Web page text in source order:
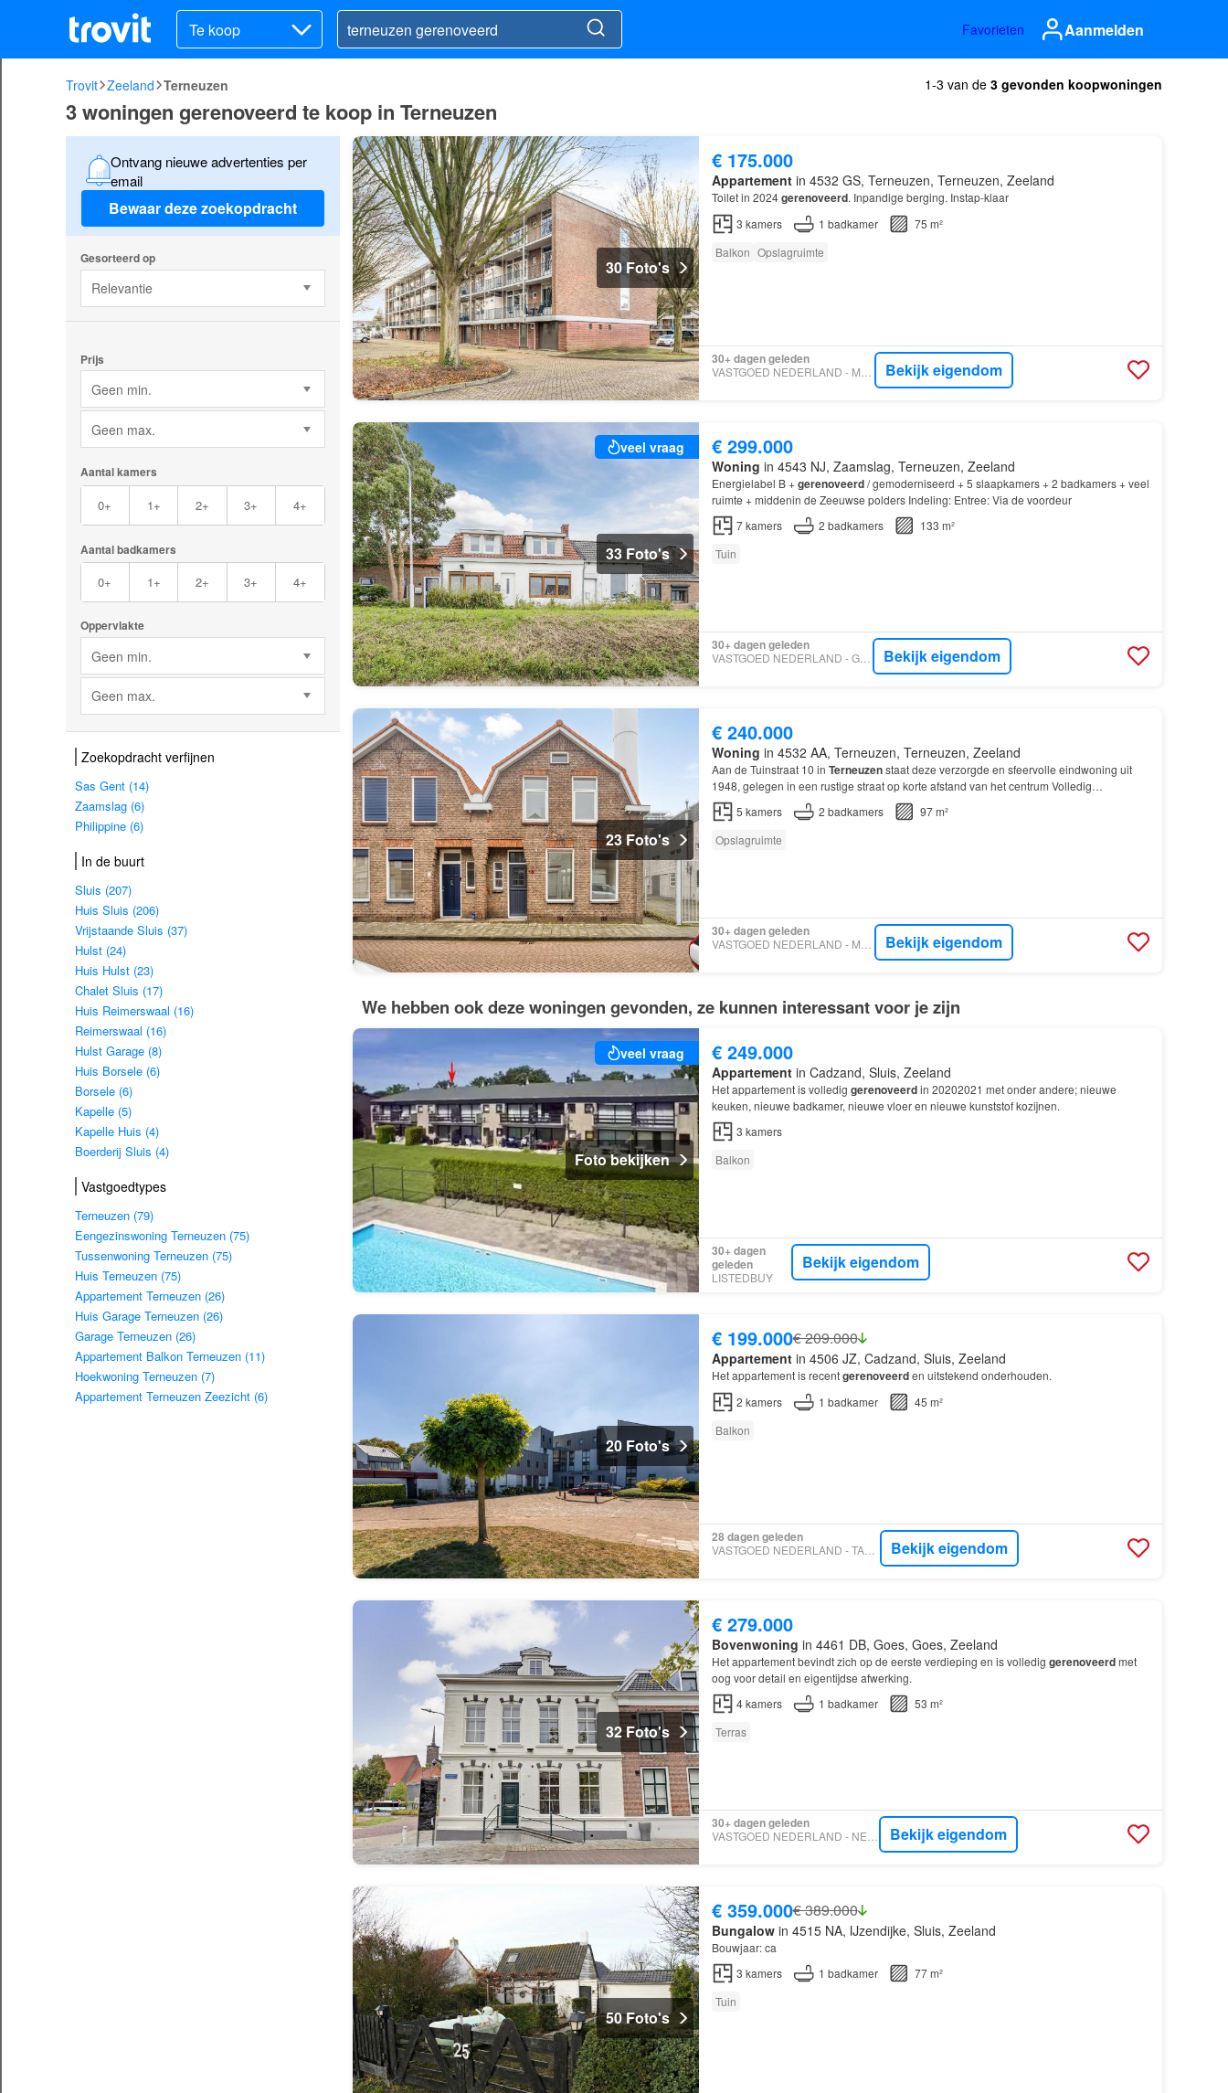
Te koop Favorieten Aanmelden
Trovit Zeeland Terneuzen 1-3 van de 3 gevonden koopwoningen
3 woningen gerenoveerd te koop in Terneuzen
Ontvang nieuwe advertenties per
email
Bewaar deze zoekopdracht
Gesorteerd op
Relevantie
Prijs
Geen min.
Geen max.
Aantal kamers
0+ 1+ 2+ 3+ 4+
Aantal badkamers
0+ 1+ 2+ 3+ 4+
Oppervlakte
Geen min.
Geen max.
Zoekopdracht verfijnen
Sas Gent (14)
Zaamslag (6)
Philippine (6)
In de buurt
Sluis (207)
Huis Sluis (206)
Vrijstaande Sluis (37)
Hulst (24)
Huis Hulst (23)
Chalet Sluis (17)
Huis Reimerswaal (16)
Reimerswaal (16)
Hulst Garage (8)
Huis Borsele (6)
Borsele (6)
Kapelle (5)
Kapelle Huis (4)
Boerderij Sluis (4)
Vastgoedtypes
Terneuzen (79)
Eengezinswoning Terneuzen (75)
Tussenwoning Terneuzen (75)
Huis Terneuzen (75)
Appartement Terneuzen (26)
Huis Garage Terneuzen (26)
Garage Terneuzen (26)
Appartement Balkon Terneuzen (11)
Hoekwoning Terneuzen (7)
Appartement Terneuzen Zeezicht (6)
30 Foto's
€ 175.000
Appartementin 4532 GS, Terneuzen, Terneuzen, Zeeland
Toilet in 2024gerenoveerd. Inpandige berging. Instap-klaar
3 kamers 1 badkamer
75 m²
Balkon Opslagruimte
30+ dagen geleden
VASTGOED NEDERLAND - MELVIN MAKELAARDIJ Bekijk eigendom
veel vraag
33 Foto's
€ 299.000
Woning in 4543 NJ, Zaamslag, Terneuzen, Zeeland
Energielabel B +gerenoveerd/ gemoderniseerd + 5 slaapkamers + 2 badkamers + veel
ruimte + middenin de Zeeuwse polders Indeling: Entree: Via de voordeur
7kamers 2 badkamers
133 m²
Tuin
30+ dagen geleden
VASTGOED NEDERLAND - GEUS UW MAKELAAR Bekijk eigendom
23 Foto's
€ 240.000
Woning in 4532 AA, Terneuzen, Terneuzen, Zeeland
Aan de Tuinstraat 10 in Terneuzenstaat deze verzorgde en sfeervolle eindwoning uit
1948, gelegen in een rustige straat op korte afstand van het centrum Volledig
gerenoveerd in 2020…
5 kamers 2 badkamers
97 m²
Opslagruimte
30+ dagen geleden
VASTGOED NEDERLAND - MELVIN MAKELAARDIJ Bekijk eigendom
We hebben ook deze woningen gevonden, ze kunnen interessant voor je zijn
veel vraag
Foto bekijken
€ 249.000
Appartementin Cadzand, Sluis, Zeeland
Het appartement is volledig gerenoveerdin 20202021 met onder andere; nieuwe
keuken, nieuwe badkamer, nieuwe vloer en nieuwe kunststof kozijnen.
3 kamers
Balkon
30+ dagen
geleden
LISTEDBUY
Bekijk eigendom
20 Foto's
€ 199.000€ 209.000
Appartementin 4506 JZ, Cadzand, Sluis, Zeeland
Het appartement is recentgerenoveerden uitstekend onderhouden.
2 kamers 1 badkamer
45 m²
Balkon
28 dagen geleden
VASTGOED NEDERLAND - TAK MAKELAARDIJ & TAXATIES Bekijk eigendom
32 Foto's
€ 279.000
Bovenwoning in 4461 DB, Goes, Goes, Zeeland
Het appartement bevindt zich op de eerste verdieping en is volledig gerenoveerdmet
oog voor detail en eigentijdse afwerking.
4kamers 1 badkamer
53 m²
Terras
30+ dagen geleden
VASTGOED NEDERLAND - NEESKENS MAKELAARS Bekijk eigendom
50 Foto's
€ 359.000€ 389.000
Bungalowin 4515 NA, IJzendijke, Sluis, Zeeland
Bouwjaar: ca
3 kamers 1 badkamer
77 m²
Tuin